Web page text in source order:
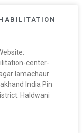
center-
lamachaur
India Pin
Haldwani